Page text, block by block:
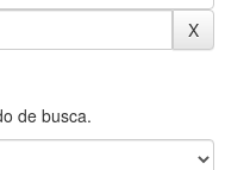
de busca.